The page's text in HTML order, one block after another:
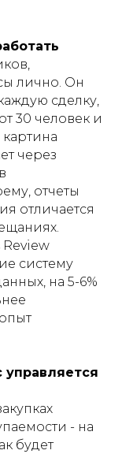
лично. Он
сделку,
30 человек и
через
отчеты
отличается
систему
на 5-6%
управляется
- на
будет